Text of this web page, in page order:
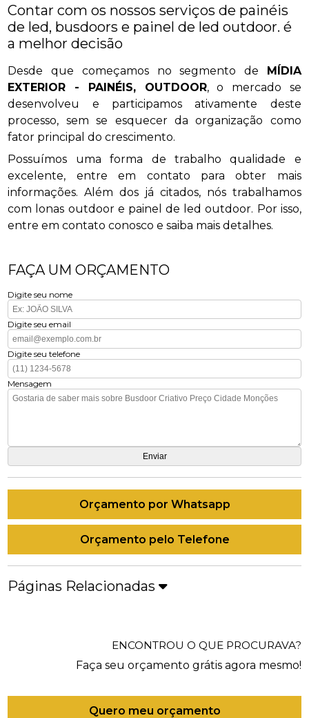
Contar com os nossos serviços de painéis
de led, busdoors e painel de led outdoor. é
a melhor decisão
Desde que começamos no segmento de MÍDIA
EXTERIOR - PAINÉIS, OUTDOOR, o mercado se
desenvolveu e participamos ativamente deste
processo, sem se esquecer da organização como
fator principal do crescimento.
Possuímos uma forma de trabalho qualidade e
excelente, entre em contato para obter mais
informações. Além dos já citados, nós trabalhamos
com lonas outdoor e painel de led outdoor. Por isso,
entre em contato conosco e saiba mais detalhes.
FAÇA UM ORÇAMENTO
Digite seu nome
Digite seu email
Digite seu telefone
Mensagem
Orçamento por Whatsapp
Orçamento pelo Telefone
Páginas Relacionadas
ENCONTROU O QUE PROCURAVA?
Faça seu orçamento grátis agora mesmo!
Quero meu orçamento